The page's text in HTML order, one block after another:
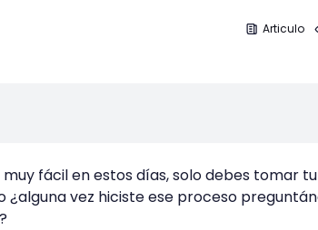
Articulo
fácil en estos días, solo debes tomar tu
¿alguna vez hiciste ese proceso
?